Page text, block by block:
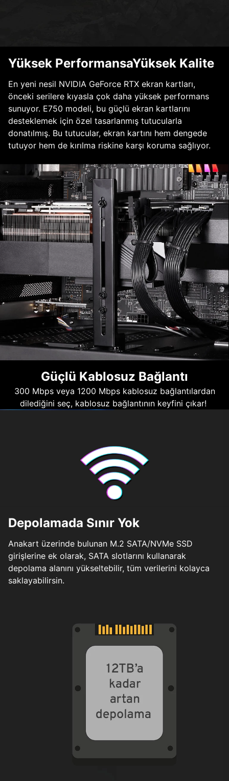
Yüksek PerformansaYüksek Kalite
En yeni nesil NVIDIA GeForce RTX ekran kartları,
önceki serilere kıyasla çok daha yüksek performans
sunuyor. E750 modeli, bu güçlü ekran kartlarını
desteklemek için özel tasarlanmış tutucularla
donatılmış. Bu tutucular, ekran kartını hem dengede
tutuyor hem de kırılma riskine karşı koruma sağlıyor.
Güçlü Kablosuz Bağlantı
300 Mbps veya 1200 Mbps kablosuz bağlantılardan
dilediğini seç, kablosuz bağlantının keyfini çıkar!
Depolamada Sınır Yok
Anakart üzerinde bulunan M.2 SATA/NVMe SSD
girişlerine ek olarak, SATA slotlarını kullanarak
depolama alanını yükseltebilir, tüm verilerini kolayca
saklayabilirsin.